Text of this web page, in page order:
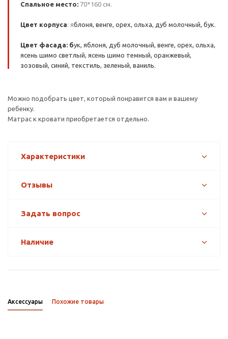
Спальное место: 70*160 см.
Цвет корпуса: яблоня, венге, орех, ольха, дуб молочный, бук.
Цвет фасада: бук, яблоня, дуб молочный, венге, орех, ольха,
ясень шимо светлый, ясень шимо темный, оранжевый,
зозовый, синий, текстиль, зеленый, ваниль.
Можно подобрать цвет, который понравится вам и вашему
ребенку.
Матрас к кровати приобретается отдельно.
Характеристики
Отзывы
Задать вопрос
Наличие
Аксессуары Похожие товары